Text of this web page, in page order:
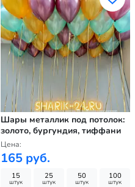
Шары металлик под потолок:
золото, бургундия, тиффани
Цена:
165 руб.
15
штук
25
штук
50
штук
100
штук